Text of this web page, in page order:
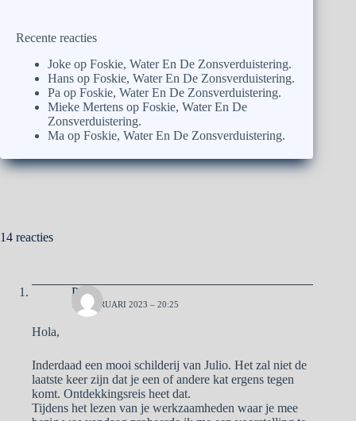
Recente reacties
Joke op Foskie, Water En De Zonsverduistering.
Hans op Foskie, Water En De Zonsverduistering.
Pa op Foskie, Water En De Zonsverduistering.
Mieke Mertens op Foskie, Water En De
Zonsverduistering.
Ma op Foskie, Water En De Zonsverduistering.
14 reacties
Pa
12 FEBRUARI 2023 – 20:25
Hola,
Inderdaad een mooi schilderij van Julio. Het zal niet de
laatste keer zijn dat je een of andere kat ergens tegen
komt. Ontdekkingsreis heet dat.
Tijdens het lezen van je werkzaamheden waar je mee